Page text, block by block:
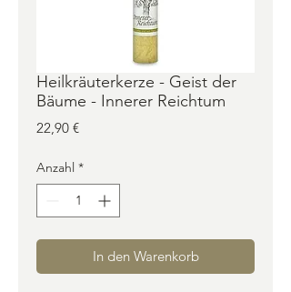
Heilkräuterkerze - Geist der
Bäume - Innerer Reichtum
22,90 €Preis
Anzahl *
In den Warenkorb